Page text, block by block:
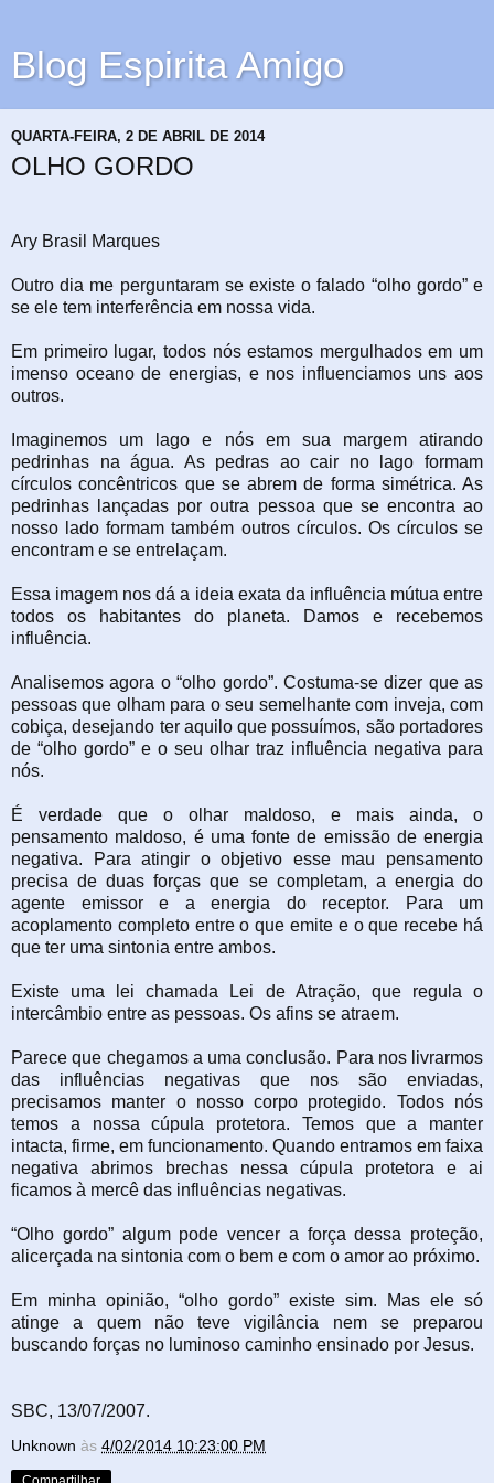
Blog Espirita Amigo
QUARTA-FEIRA, 2 DE ABRIL DE 2014
OLHO GORDO
Ary Brasil Marques
Outro dia me perguntaram se existe o falado “olho gordo” e
se ele tem interferência em nossa vida.
Em primeiro lugar, todos nós estamos mergulhados em um
imenso oceano de energias, e nos influenciamos uns aos
outros.
Imaginemos um lago e nós em sua margem atirando
pedrinhas na água. As pedras ao cair no lago formam
círculos concêntricos que se abrem de forma simétrica. As
pedrinhas lançadas por outra pessoa que se encontra ao
nosso lado formam também outros círculos. Os círculos se
encontram e se entrelaçam.
Essa imagem nos dá a ideia exata da influência mútua entre
todos os habitantes do planeta. Damos e recebemos
influência.
Analisemos agora o “olho gordo”. Costuma-se dizer que as
pessoas que olham para o seu semelhante com inveja, com
cobiça, desejando ter aquilo que possuímos, são portadores
de “olho gordo” e o seu olhar traz influência negativa para
nós.
É verdade que o olhar maldoso, e mais ainda, o
pensamento maldoso, é uma fonte de emissão de energia
negativa. Para atingir o objetivo esse mau pensamento
precisa de duas forças que se completam, a energia do
agente emissor e a energia do receptor. Para um
acoplamento completo entre o que emite e o que recebe há
que ter uma sintonia entre ambos.
Existe uma lei chamada Lei de Atração, que regula o
intercâmbio entre as pessoas. Os afins se atraem.
Parece que chegamos a uma conclusão. Para nos livrarmos
das influências negativas que nos são enviadas,
precisamos manter o nosso corpo protegido. Todos nós
temos a nossa cúpula protetora. Temos que a manter
intacta, firme, em funcionamento. Quando entramos em faixa
negativa abrimos brechas nessa cúpula protetora e ai
ficamos à mercê das influências negativas.
“Olho gordo” algum pode vencer a força dessa proteção,
alicerçada na sintonia com o bem e com o amor ao próximo.
Em minha opinião, “olho gordo” existe sim. Mas ele só
atinge a quem não teve vigilância nem se preparou
buscando forças no luminoso caminho ensinado por Jesus.
SBC, 13/07/2007.
Unknown às 4/02/2014 10:23:00 PM